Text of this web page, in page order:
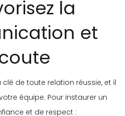
la
et
de toute relation réussie, et il
équipe. Pour instaurer un
et de respect :